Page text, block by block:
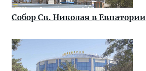
Собор Св. Николая в Евпатории